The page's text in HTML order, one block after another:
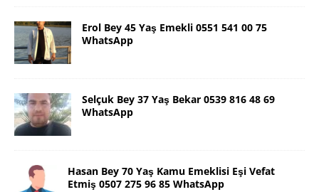
Erol Bey 45 Yaş Emekli 0551 541 00 75
WhatsApp
Selçuk Bey 37 Yaş Bekar 0539 816 48 69
WhatsApp
Hasan Bey 70 Yaş Kamu Emeklisi Eşi Vefat
Etmiş 0507 275 96 85 WhatsApp